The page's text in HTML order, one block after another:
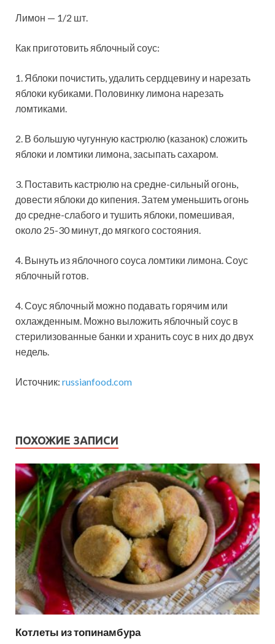
Лимон — 1/2 шт.
Как приготовить яблочный соус:
1. Яблоки почистить, удалить сердцевину и нарезать
яблоки кубиками. Половинку лимона нарезать
ломтиками.
2. В большую чугунную кастрюлю (казанок) сложить
яблоки и ломтики лимона, засыпать сахаром.
3. Поставить кастрюлю на средне-сильный огонь,
довести яблоки до кипения. Затем уменьшить огонь
до средне-слабого и тушить яблоки, помешивая,
около 25-30 минут, до мягкого состояния.
4. Вынуть из яблочного соуса ломтики лимона. Соус
яблочный готов.
4. Соус яблочный можно подавать горячим или
охлажденным. Можно выложить яблочный соус в
стерилизованные банки и хранить соус в них до двух
недель.
Источник: russianfood.com
ПОХОЖИЕ ЗАПИСИ
Котлеты из топинамбура